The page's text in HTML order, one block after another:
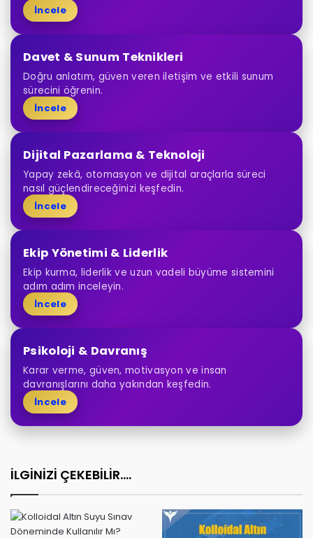
İncele
Davet & Sunum Teknikleri
Doğru anlatım, güven veren iletişim ve etkili sunum
sürecini öğrenin.
İncele
Dijital Pazarlama & Teknoloji
Yapay zekâ, otomasyon ve dijital araçlarla süreci
nasıl güçlendireceğinizi keşfedin.
İncele
Ekip Yönetimi & Liderlik
Ekip kurma, liderlik ve uzun vadeli büyüme sistemini
adım adım inceleyin.
İncele
Psikoloji & Davranış
Karar verme, güven, motivasyon ve insan
davranışlarını daha yakından keşfedin.
İncele
İLGİNİZİ ÇEKEBİLİR....